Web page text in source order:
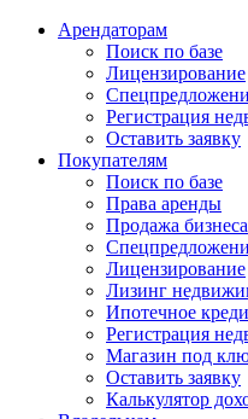
Арендаторам
Поиск по базе
Лицензирование
Регистрация
Оставить заявку
Покупателям
Поиск по базе
Права аренды
Продажа бизнеса
Лицензирование
Лизинг
Ипотечное
Регистрация
Магазин под
Оставить заявку
Калькулятор